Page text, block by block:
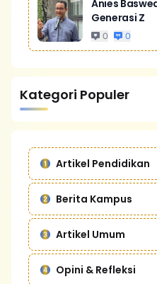
Anies
Generasi Z
0 0
Kategori Populer
Artikel Pendidikan
Berita Kampus
Artikel Umum
Opini & Refleksi